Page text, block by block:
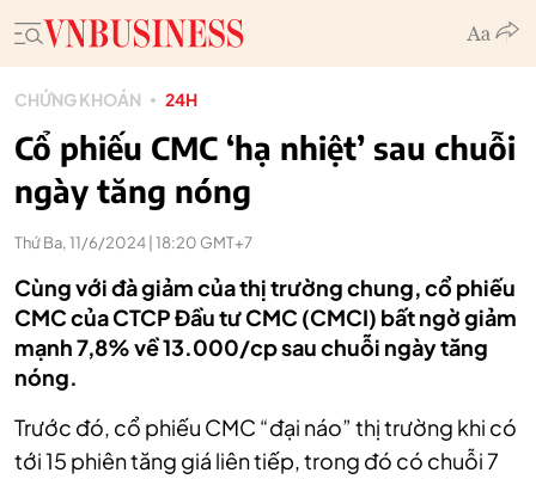
CHỨNG KHOÁN 24H
Cổ phiếu CMC ‘hạ nhiệt’ sau chuỗi
ngày tăng nóng
Thứ Ba, 11/6/2024 | 18:20 GMT+7
Cùng với đà giảm của thị trường chung, cổ phiếu
CMC của CTCP Đầu tư CMC (CMCI) bất ngờ giảm
mạnh 7,8% về 13.000/cp sau chuỗi ngày tăng
nóng.
Trước đó, cổ phiếu CMC “đại náo” thị trường khi có
tới 15 phiên tăng giá liên tiếp, trong đó có chuỗi 7